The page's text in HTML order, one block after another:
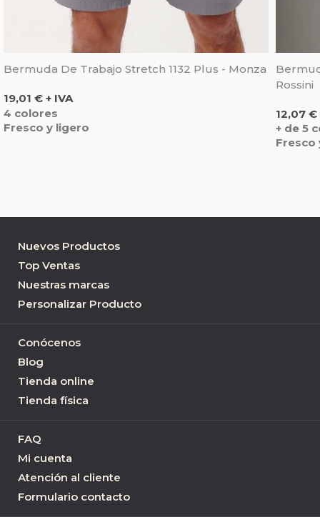
Bermuda De Trabajo Stretch 1132 Plus - Monza
Precio
19,01 € + IVA
4 colores
Fresco y ligero
Rossini
Precio
12,07 €
+ de 5
Fresco
Nuevos Productos
Top Ventas
Nuestras marcas
Personalizar Producto
Conócenos
Blog
Tienda online
Tienda física
FAQ
Mi cuenta
Atención al cliente
Formulario contacto